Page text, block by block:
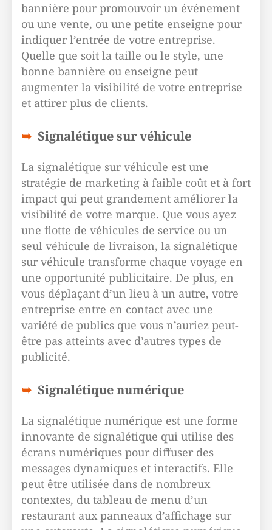
bannière pour promouvoir un événement
ou une vente, ou une petite enseigne pour
indiquer l’entrée de votre entreprise.
Quelle que soit la taille ou le style, une
bonne bannière ou enseigne peut
augmenter la visibilité de votre entreprise
et attirer plus de clients.
Signalétique sur véhicule
La signalétique sur véhicule est une
stratégie de marketing à faible coût et à fort
impact qui peut grandement améliorer la
visibilité de votre marque. Que vous ayez
une flotte de véhicules de service ou un
seul véhicule de livraison, la signalétique
sur véhicule transforme chaque voyage en
une opportunité publicitaire. De plus, en
vous déplaçant d’un lieu à un autre, votre
entreprise entre en contact avec une
variété de publics que vous n’auriez peut-
être pas atteints avec d’autres types de
publicité.
Signalétique numérique
La signalétique numérique est une forme
innovante de signalétique qui utilise des
écrans numériques pour diffuser des
messages dynamiques et interactifs. Elle
peut être utilisée dans de nombreux
contextes, du tableau de menu d’un
restaurant aux panneaux d’affichage sur